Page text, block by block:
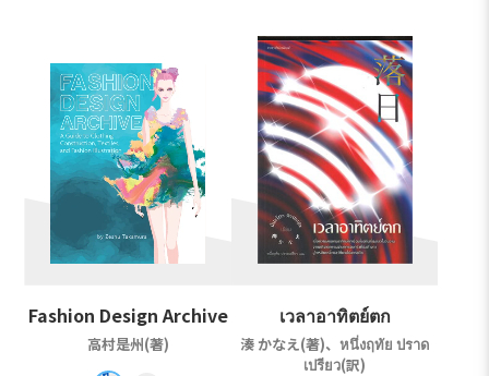
Fashion Design Archive
高村是州(著)
เวลาอาทิตย์ตก
湊 かなえ(著)、หนึ่งฤทัย ปราด
เปรียว(訳)